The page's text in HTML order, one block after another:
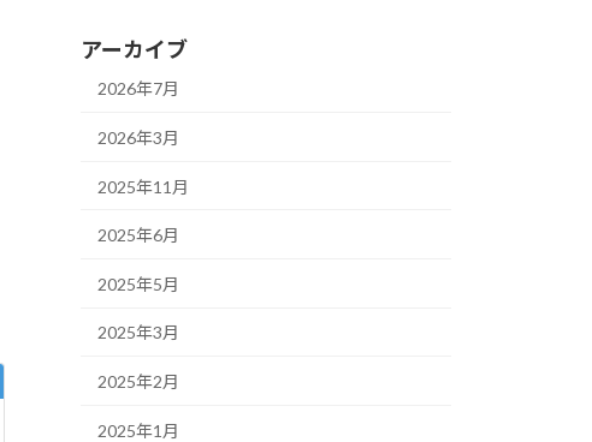
アーカイブ
2026年7月
2026年3月
2025年11月
2025年6月
2025年5月
2025年3月
2025年2月
2025年1月